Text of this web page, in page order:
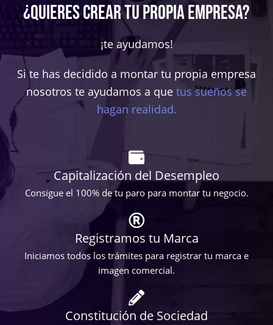
Capitalización del Desempleo
Consigue el 100% de tu paro para montar tu negocio.
Registramos tu Marca
Iniciamos todos los trámites para registrar tu marca e
imagen comercial.
Constitución de Sociedad
¿QUIERES CREAR TU PROPIA EMPRESA?
¡te ayudamos!
Si te has decidido a montar tu propia empresa
nosotros te ayudamos a que tus sueños se
hagan realidad.